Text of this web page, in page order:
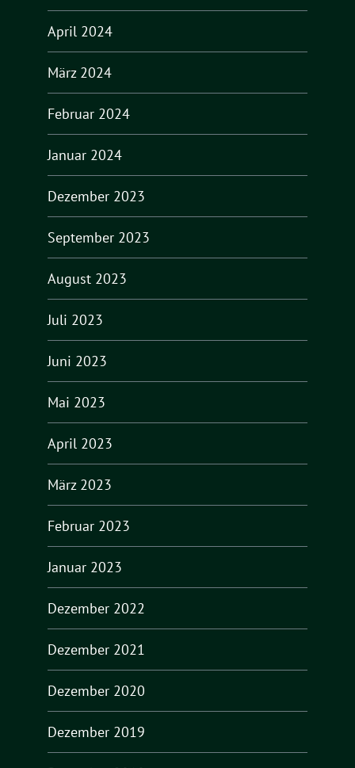
April 2024
März 2024
Februar 2024
Januar 2024
Dezember 2023
September 2023
August 2023
Juli 2023
Juni 2023
Mai 2023
April 2023
März 2023
Februar 2023
Januar 2023
Dezember 2022
Dezember 2021
Dezember 2020
Dezember 2019